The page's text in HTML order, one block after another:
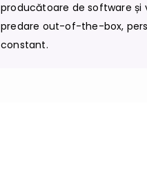
producătoare de software
predare out-of-the-box,
constant.